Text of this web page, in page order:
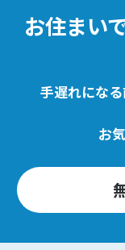
お住まい
手遅れになる
お